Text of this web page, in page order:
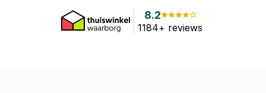
8.2
1184+ reviews